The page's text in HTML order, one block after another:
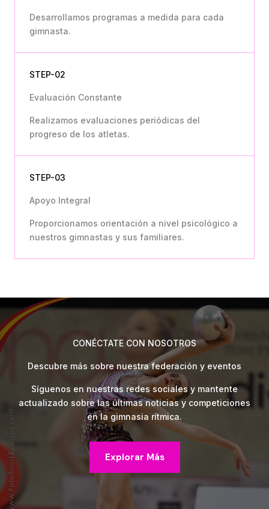
Desarrollamos programas a medida para cada
gimnasta.
STEP-02
Evaluación Constante
Realizamos evaluaciones periódicas del
progreso de los atletas.
STEP-03
Apoyo Integral
Proporcionamos orientación a nivel psicológico a
nuestros gimnastas y sus familiares.
CONÉCTATE CON NOSOTROS
Descubre más sobre nuestra federación y eventos
Síguenos en nuestras redes sociales y mantente
actualizado sobre las últimas noticias y competiciones
en la gimnasia rítmica.
Explorar Más